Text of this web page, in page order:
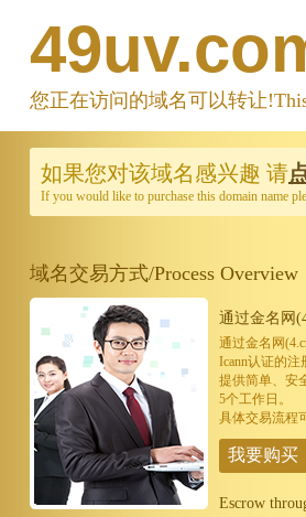
您正在访问的域名可以转让
如果您对该域名感兴趣 请
If you would like to purchase this domain name
域名交易方式/Process Overview
通过金名网
通过金名网
Icann认证的
提供简单、安
5个工作日。
具体交易流程
我要购买
Escrow